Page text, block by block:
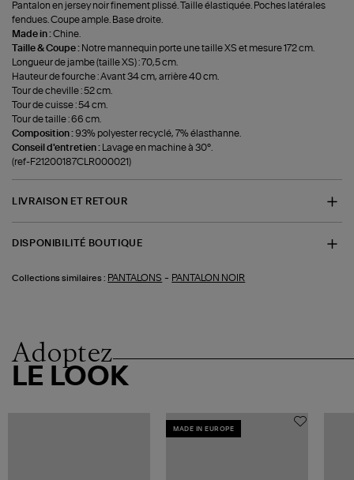
Pantalon en jersey noir finement plissé. Taille élastiquée. Poches latérales
fendues. Coupe ample. Base droite.
Made in :Chine.
Taille & Coupe : Notre mannequin porte une taille XS et mesure 172 cm.
Longueur de jambe (taille XS) : 70,5 cm.
Hauteur de fourche : Avant 34 cm, arrière 40 cm.
Tour de cheville : 52 cm.
Tour de cuisse : 54 cm.
Tour de taille : 66 cm.
Composition : 93% polyester recyclé, 7% élasthanne.
Conseil d'entretien :
Lavage en machine à 30°.
(ref-F21200187CLR000021)
LIVRAISON ET RETOUR
DISPONIBILITÉ BOUTIQUE
Collections similaires : PANTALONS - PANTALON NOIR
Adoptez
LE LOOK
MADE IN EUROPE